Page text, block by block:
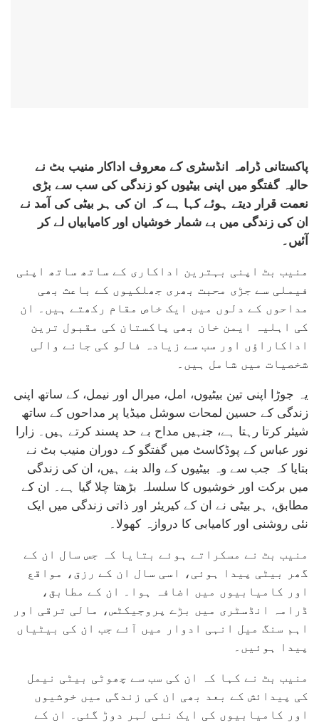
پاکستانی ڈرامہ انڈسٹری کے معروف اداکار منیب بٹ نے
حالیہ گفتگو میں اپنی بیٹیوں کو زندگی کی سب سے بڑی
نعمت قرار دیتے ہوئے کہا ہے کہ ان کی ہر بیٹی کی آمد نے
ان کی زندگی میں بے شمار خوشیاں اور کامیابیاں لے کر
آئیں۔
منیب بٹ اپنی بہترین اداکاری کے ساتھ ساتھ اپنی
فیملی سے جڑی محبت بھری جھلکیوں کے باعث بھی
مداحوں کے دلوں میں ایک خاص مقام رکھتے ہیں۔ ان
کی اہلیہ ایمن خان بھی پاکستان کی مقبول ترین
اداکاراؤں اور سب سے زیادہ فالو کی جانے والی
شخصیات میں شامل ہیں۔
یہ جوڑا اپنی تین بیٹیوں، امل، میرال اور نیمل، کے ساتھ اپنی
زندگی کے حسین لمحات سوشل میڈیا پر مداحوں کے ساتھ
شیئر کرتا رہتا ہے، جنہیں مداح بے حد پسند کرتے ہیں۔ زارا
نور عباس کے پوڈکاسٹ میں گفتگو کے دوران منیب بٹ نے
بتایا کہ جب سے وہ بیٹیوں کے والد بنے ہیں، ان کی زندگی
میں برکت اور خوشیوں کا سلسلہ بڑھتا چلا گیا ہے۔ ان کے
مطابق، ہر بیٹی نے ان کے کیریئر اور ذاتی زندگی میں ایک
نئی روشنی اور کامیابی کا دروازہ کھولا۔
منیب بٹ نے مسکراتے ہوئے بتایا کہ جس سال ان کے
گھر بیٹی پیدا ہوئی، اسی سال ان کے رزق، مواقع
اور کامیابیوں میں اضافہ ہوا۔ ان کے مطابق،
ڈرامہ انڈسٹری میں بڑے پروجیکٹس، مالی ترقی اور
اہم سنگ میل انہی ادوار میں آئے جب ان کی بیٹیاں
پیدا ہوئیں۔
منیب بٹ نے کہا کہ ان کی سب سے چھوٹی بیٹی نیمل
کی پیدائش کے بعد بھی ان کی زندگی میں خوشیوں
اور کامیابیوں کی ایک نئی لہر دوڑ گئی۔ ان کے